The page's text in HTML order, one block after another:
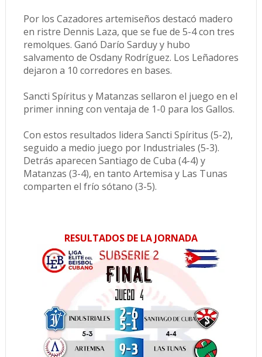
Por los Cazadores artemiseños destacó madero
en ristre Dennis Laza, que se fue de 5-4 con tres
remolques. Ganó Darío Sarduy y hubo
salvamento de Osdany Rodríguez. Los Leñadores
dejaron a 10 corredores en bases.
Sancti Spíritus y Matanzas sellaron el juego en el
primer inning con ventaja de 1-0 para los Gallos.
Con estos resultados lidera Sancti Spíritus (5-2),
seguido a medio juego por Industriales (5-3).
Detrás aparecen Santiago de Cuba (4-4) y
Matanzas (3-4), en tanto Artemisa y Las Tunas
comparten el frío sótano (3-5).
RESULTADOS DE LA JORNADA